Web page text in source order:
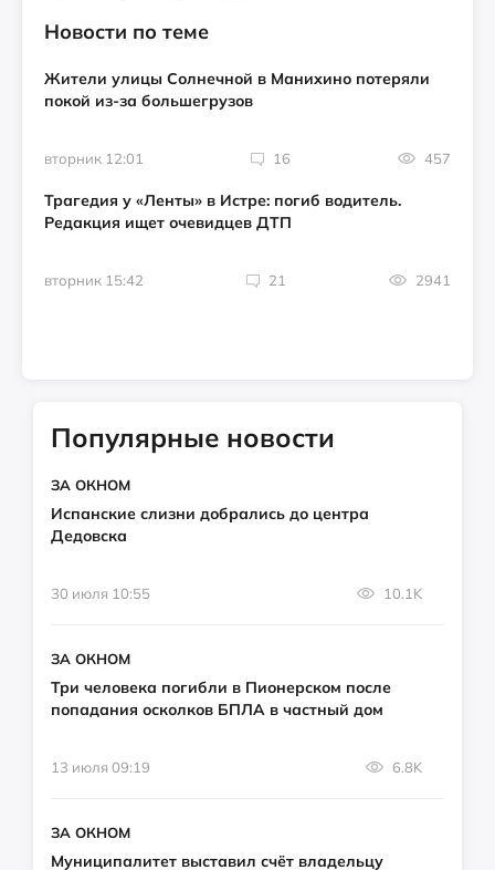
Новости по теме
Жители улицы Солнечной в Манихино потеряли
покой из-за большегрузов
вторник 12:01 16 457
Трагедия у «Ленты» в Истре: погиб водитель.
Редакция ищет очевидцев ДТП
вторник 15:42 21 2941
Популярные новости
ЗА ОКНОМ
Испанские слизни добрались до центра
Дедовска
30 июля 10:55 10.1K
ЗА ОКНОМ
Три человека погибли в Пионерском после
попадания осколков БПЛА в частный дом
13 июля 09:19 6.8K
ЗА ОКНОМ
Муниципалитет выставил счёт владельцу